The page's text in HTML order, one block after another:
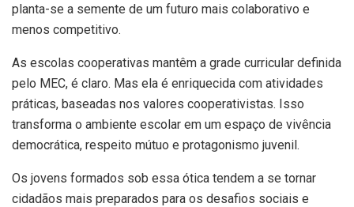
planta-se a semente de um futuro mais colaborativo e
menos competitivo.
As escolas cooperativas mantêm a grade curricular definida
pelo MEC, é claro. Mas ela é enriquecida com atividades
práticas, baseadas nos valores cooperativistas. Isso
transforma o ambiente escolar em um espaço de vivência
democrática, respeito mútuo e protagonismo juvenil.
Os jovens formados sob essa ótica tendem a se tornar
cidadãos mais preparados para os desafios sociais e